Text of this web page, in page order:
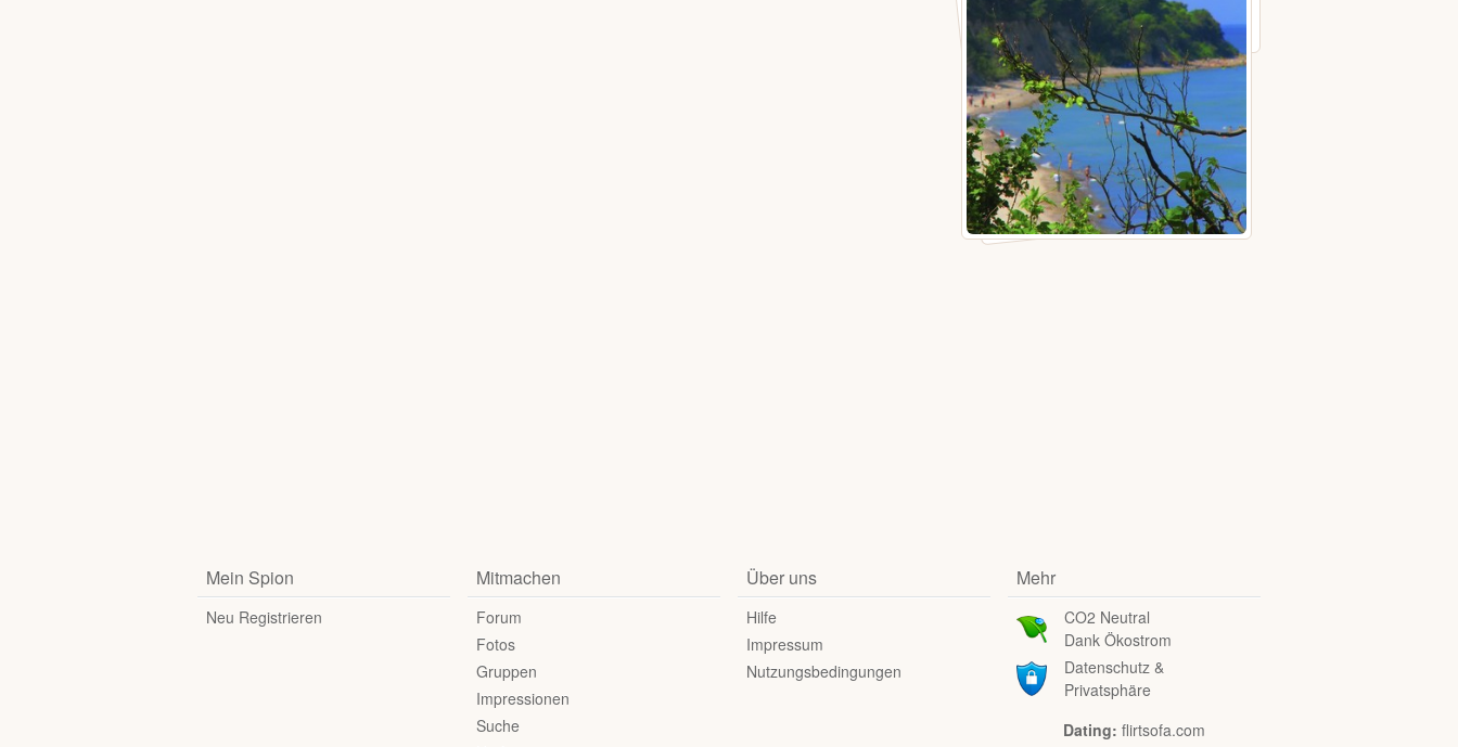
Mein Spion
Neu Registrieren
Mitmachen
Forum
Fotos
Gruppen
Impressionen
Suche
Über uns
Hilfe
Impressum
Nutzungsbedingungen
Mehr
CO2 Neutral
Dank Ökostrom
Datenschutz &
Privatsphäre
Dating: flirtsofa.com